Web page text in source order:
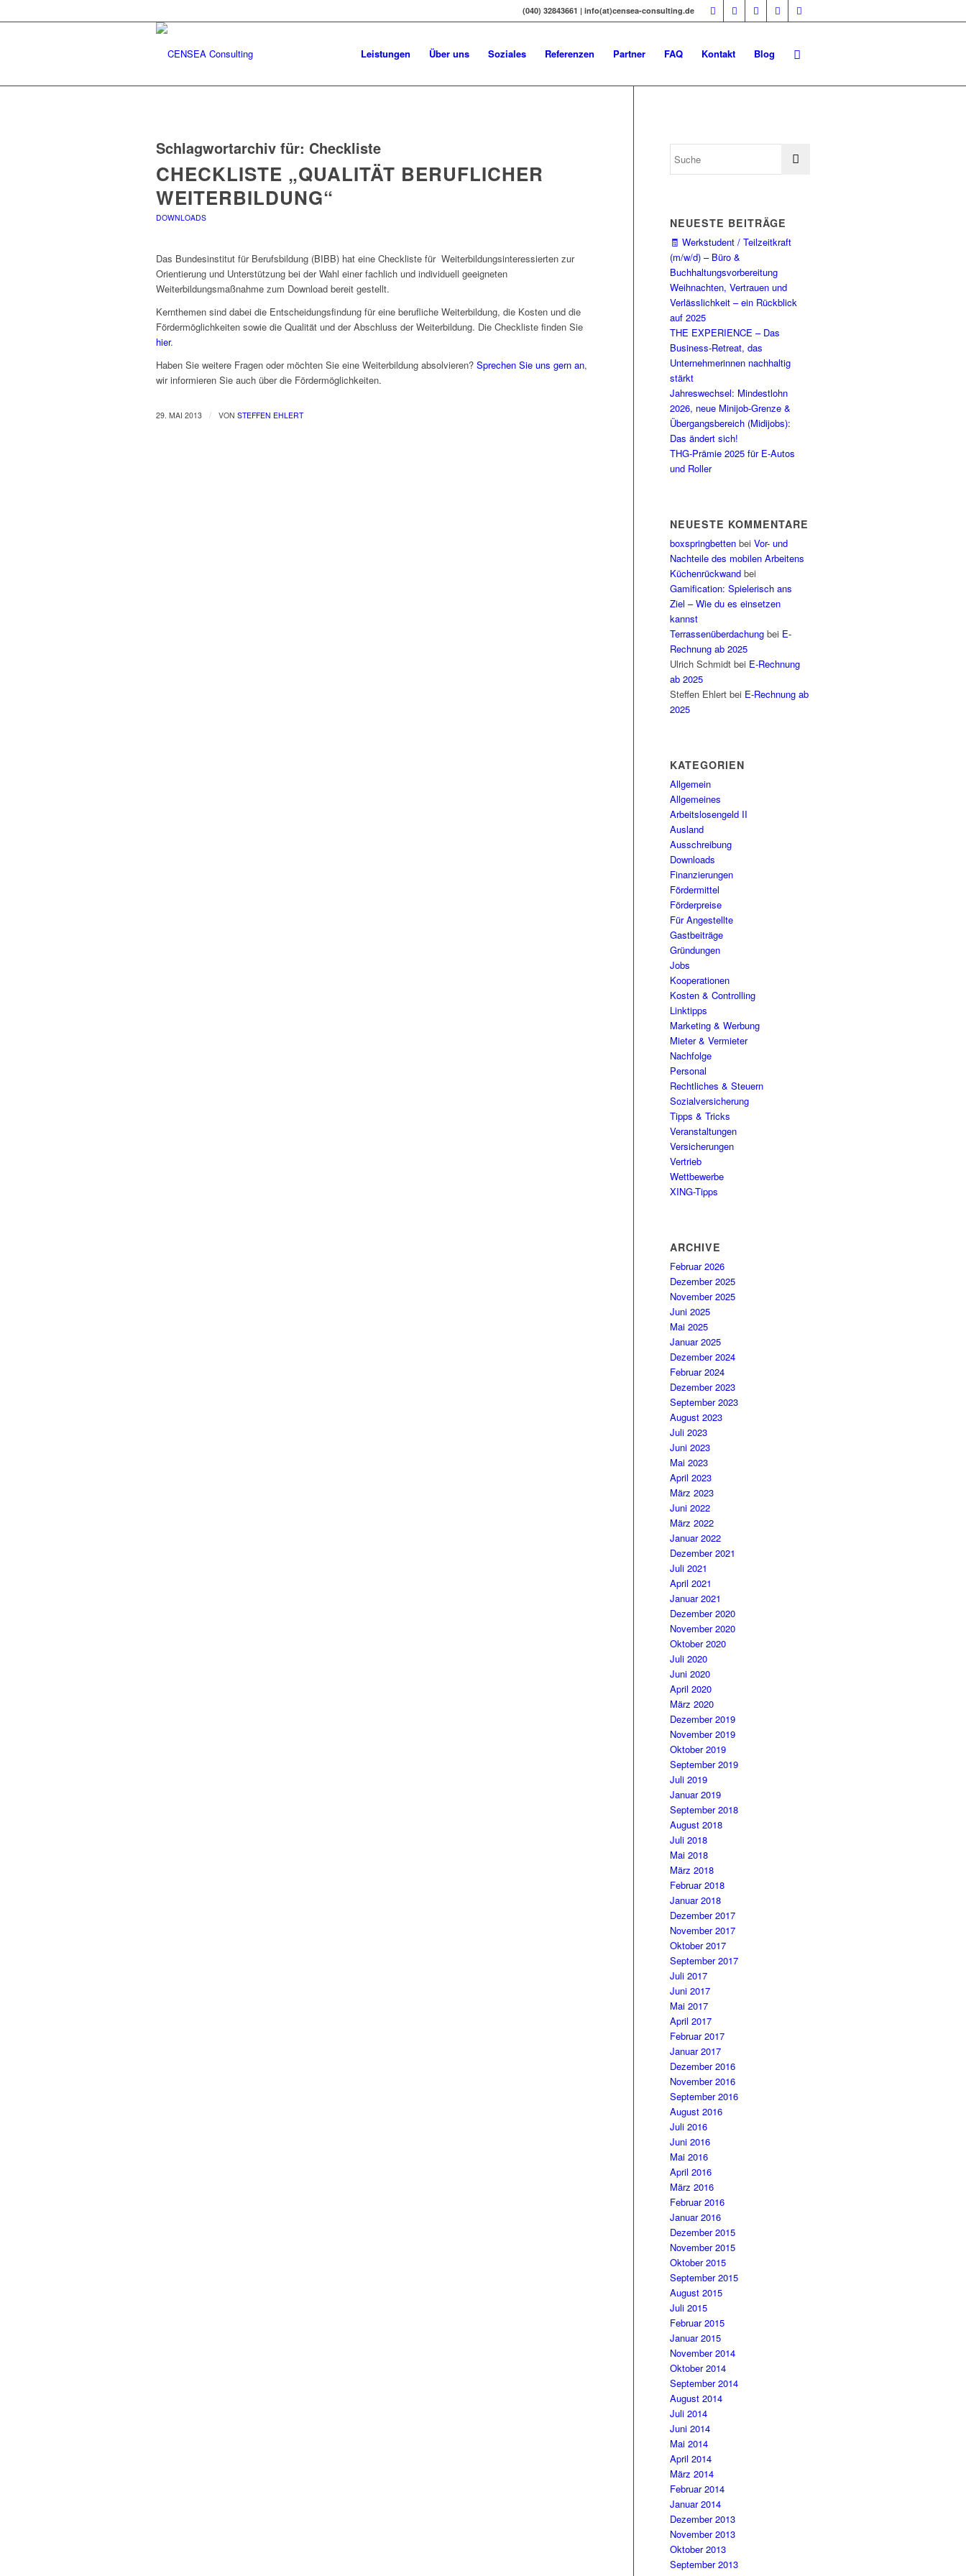
(040) 32843661 | info(at)censea-consulting.de
Leistungen Über uns Soziales Referenzen Partner FAQ Kontakt Blog
Schlagwortarchiv für: Checkliste
CHECKLISTE „QUALITÄT BERUFLICHER
WEITERBILDUNG“
DOWNLOADS
Das Bundesinstitut für Berufsbildung (BIBB) hat eine Checkliste für Weiterbildungsinteressierten zur
Orientierung und Unterstützung bei der Wahl einer fachlich und individuell geeigneten
Weiterbildungsmaßnahme zum Download bereit gestellt.
Kernthemen sind dabei die Entscheidungsfindung für eine berufliche Weiterbildung, die Kosten und die
Fördermöglichkeiten sowie die Qualität und der Abschluss der Weiterbildung. Die Checkliste finden Sie
hier.
Haben Sie weitere Fragen oder möchten Sie eine Weiterbildung absolvieren? Sprechen Sie uns gern an,
wir informieren Sie auch über die Fördermöglichkeiten.
29. MAI 2013 / VON STEFFEN EHLERT
NEUESTE BEITRÄGE
🧾 Werkstudent / Teilzeitkraft
(m/w/d) – Büro &
Buchhaltungsvorbereitung
Weihnachten, Vertrauen und
Verlässlichkeit – ein Rückblick
auf 2025
THE EXPERIENCE – Das
Business-Retreat, das
Unternehmerinnen nachhaltig
stärkt
Jahreswechsel: Mindestlohn
2026, neue Minijob-Grenze &
Übergangsbereich (Midijobs):
Das ändert sich!
THG-Prämie 2025 für E-Autos
und Roller
NEUESTE KOMMENTARE
boxspringbetten beiVor- und
Nachteile des mobilen Arbeitens
Küchenrückwand bei
Gamification: Spielerisch ans
Ziel – Wie du es einsetzen
kannst
Terrassenüberdachung bei E-
Rechnung ab 2025
Ulrich Schmidt bei E-Rechnung
ab 2025
Steffen Ehlert bei E-Rechnung ab
2025
KATEGORIEN
Allgemein
Allgemeines
Arbeitslosengeld II
Ausland
Ausschreibung
Downloads
Finanzierungen
Fördermittel
Förderpreise
Für Angestellte
Gastbeiträge
Gründungen
Jobs
Kooperationen
Kosten & Controlling
Linktipps
Marketing & Werbung
Mieter & Vermieter
Nachfolge
Personal
Rechtliches & Steuern
Sozialversicherung
Tipps & Tricks
Veranstaltungen
Versicherungen
Vertrieb
Wettbewerbe
XING-Tipps
ARCHIVE
Februar 2026
Dezember 2025
November 2025
Juni 2025
Mai 2025
Januar 2025
Dezember 2024
Februar 2024
Dezember 2023
September 2023
August 2023
Juli 2023
Juni 2023
Mai 2023
April 2023
März 2023
Juni 2022
März 2022
Januar 2022
Dezember 2021
Juli 2021
April 2021
Januar 2021
Dezember 2020
November 2020
Oktober 2020
Juli 2020
Juni 2020
April 2020
März 2020
Dezember 2019
November 2019
Oktober 2019
September 2019
Juli 2019
Januar 2019
September 2018
August 2018
Juli 2018
Mai 2018
März 2018
Februar 2018
Januar 2018
Dezember 2017
November 2017
Oktober 2017
September 2017
Juli 2017
Juni 2017
Mai 2017
April 2017
Februar 2017
Januar 2017
Dezember 2016
November 2016
September 2016
August 2016
Juli 2016
Juni 2016
Mai 2016
April 2016
März 2016
Februar 2016
Januar 2016
Dezember 2015
November 2015
Oktober 2015
September 2015
August 2015
Juli 2015
Februar 2015
Januar 2015
November 2014
Oktober 2014
September 2014
August 2014
Juli 2014
Juni 2014
Mai 2014
April 2014
März 2014
Februar 2014
Januar 2014
Dezember 2013
November 2013
Oktober 2013
September 2013